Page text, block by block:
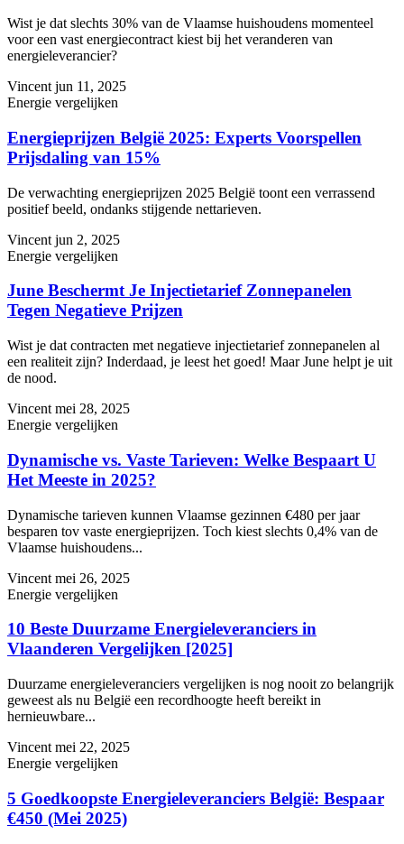
Wist je dat slechts 30% van de Vlaamse huishoudens momenteel
voor een vast energiecontract kiest bij het veranderen van
energieleverancier?
Vincent jun 11, 2025
Energie vergelijken
Energieprijzen België 2025: Experts Voorspellen
Prijsdaling van 15%
De verwachting energieprijzen 2025 België toont een verrassend
positief beeld, ondanks stijgende nettarieven.
Vincent jun 2, 2025
Energie vergelijken
June Beschermt Je Injectietarief Zonnepanelen
Tegen Negatieve Prijzen
Wist je dat contracten met negatieve injectietarief zonnepanelen al
een realiteit zijn? Inderdaad, je leest het goed! Maar June helpt je uit
de nood.
Vincent mei 28, 2025
Energie vergelijken
Dynamische vs. Vaste Tarieven: Welke Bespaart U
Het Meeste in 2025?
Dynamische tarieven kunnen Vlaamse gezinnen €480 per jaar
besparen tov vaste energieprijzen. Toch kiest slechts 0,4% van de
Vlaamse huishoudens...
Vincent mei 26, 2025
Energie vergelijken
10 Beste Duurzame Energieleveranciers in
Vlaanderen Vergelijken [2025]
Duurzame energieleveranciers vergelijken is nog nooit zo belangrijk
geweest als nu België een recordhoogte heeft bereikt in
hernieuwbare...
Vincent mei 22, 2025
Energie vergelijken
5 Goedkoopste Energieleveranciers België: Bespaar
€450 (Mei 2025)